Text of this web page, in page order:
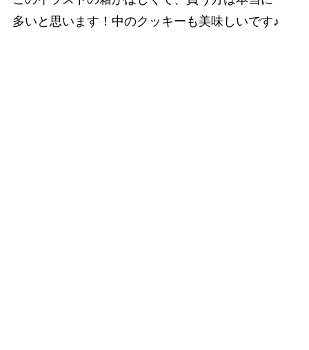
多いと思います！中のクッキーも美味しいです♪